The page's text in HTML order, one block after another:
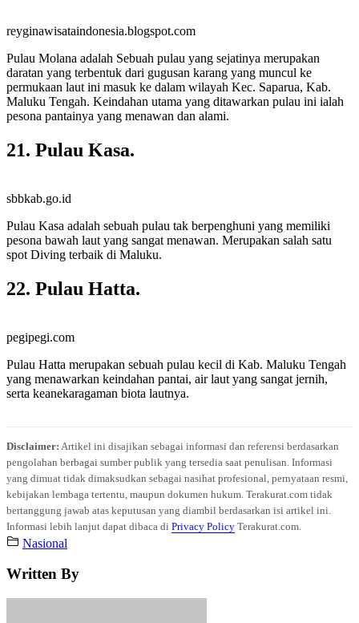
reyginawisataindonesia.blogspot.com
Pulau Molana adalah Sebuah pulau yang sejatinya merupakan
daratan yang terbentuk dari gugusan karang yang muncul ke
permukaan laut ini masuk ke dalam wilayah Kec. Saparua, Kab.
Maluku Tengah. Keindahan utama yang ditawarkan pulau ini ialah
pesona pantainya yang menawan dan alami.
21. Pulau Kasa.
sbbkab.go.id
Pulau Kasa adalah sebuah pulau tak berpenghuni yang memiliki
pesona bawah laut yang sangat menawan. Merupakan salah satu
spot Diving terbaik di Maluku.
22. Pulau Hatta.
pegipegi.com
Pulau Hatta merupakan sebuah pulau kecil di Kab. Maluku Tengah
yang menawarkan keindahan pantai, air laut yang sangat jernih,
serta keanekaragaman biota lautnya.
Disclaimer: Artikel ini disajikan sebagai informasi dan referensi berdasarkan
pengolahan berbagai sumber publik yang tersedia saat penulisan. Informasi
yang dimuat tidak dimaksudkan sebagai nasihat profesional, pernyataan resmi,
kebijakan lembaga tertentu, maupun dokumen hukum. Terakurat.com tidak
bertanggung jawab atas keputusan yang diambil berdasarkan isi artikel ini.
Informasi lebih lanjut dapat dibaca di Privacy Policy Terakurat.com.
Nasional
Written By